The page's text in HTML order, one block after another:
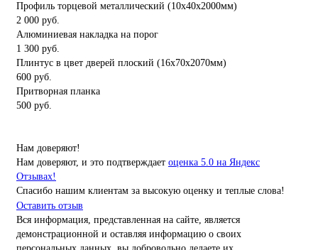
Профиль торцевой металлический (10x40x2000мм)
2 000 руб.
Алюминиевая накладка на порог
1 300 руб.
Плинтус в цвет дверей плоский (16x70x2070мм)
600 руб.
Притворная планка
500 руб.
Нам доверяют!
Нам доверяют, и это подтверждает оценка 5.0 на Яндекс
Отзывах!
Спасибо нашим клиентам за высокую оценку и теплые слова!
Оставить отзыв
Вся информация, представленная на сайте, является
демонстрационной и оставляя информацию о своих